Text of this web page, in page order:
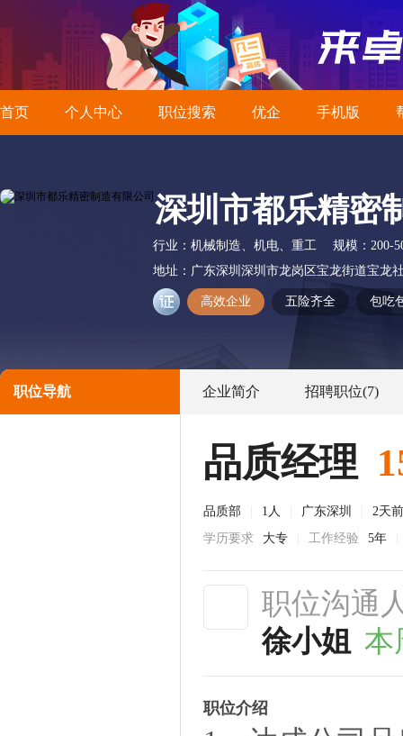
首页 个人中心 职位搜索 优企 手机版
深圳市都乐精密
行业： 机械制造、机电、重工 规模： 200-
地址： 广东深圳深圳市龙岗区宝龙街道宝龙
高效企业 五险齐全 包吃
职位导航 企业简介 招聘职位(7)
品质经理
品质部 1人 广东深圳
2天
学历要求
大专 工作经验 5年
职位沟通
徐小姐 本
职位介绍